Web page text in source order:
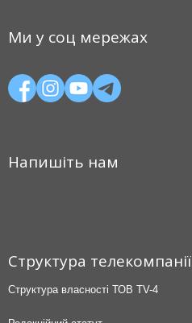
Ми у соц мережах
Напишіть нам
Структура телекомпанії
Структура власності ТОВ TV-4